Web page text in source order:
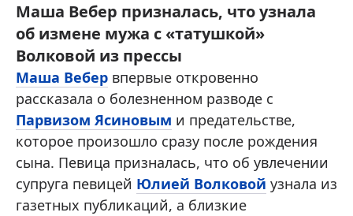
Маша Вебер призналась, что узнала
об измене мужа с «татушкой»
Волковой из прессы
Маша Вебер впервые откровенно
рассказала о болезненном разводе с
Парвизом Ясиновым и предательстве,
которое произошло сразу после рождения
сына. Певица призналась, что об увлечении
супруга певицей Юлией Волковой узнала из
газетных публикаций, а близкие